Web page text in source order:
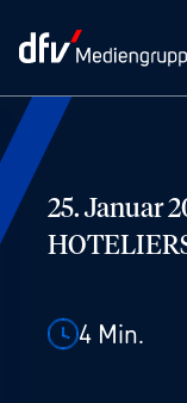
25. Januar
4 Min.